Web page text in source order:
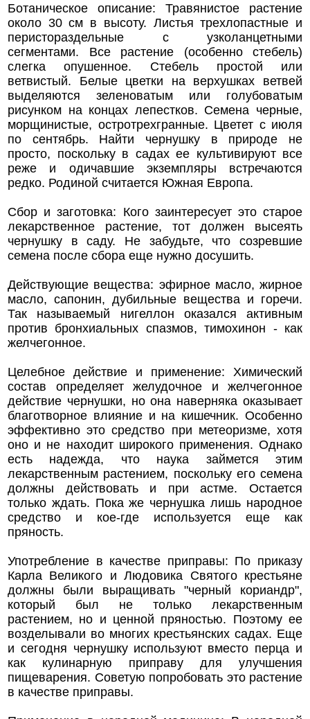
Ботаническое описание: Травянистое растение
около 30 см в высоту. Листья трехлопастные и
перистораздельные с узколанцетными
сегментами. Все растение (особенно стебель)
слегка опушенное. Стебель простой или
ветвистый. Белые цветки на верхушках ветвей
выделяются зеленоватым или голубоватым
рисунком на концах лепестков. Семена черные,
морщинистые, остротрехгранные. Цветет с июля
по сентябрь. Найти чернушку в природе не
просто, поскольку в садах ее культивируют все
реже и одичавшие экземпляры встречаются
редко. Родиной считается Южная Европа.
Сбор и заготовка: Кого заинтересует это старое
лекарственное растение, тот должен высеять
чернушку в саду. Не забудьте, что созревшие
семена после сбора еще нужно досушить.
Действующие вещества: эфирное масло, жирное
масло, сапонин, дубильные вещества и горечи.
Так называемый нигеллон оказался активным
против бронхиальных спазмов, тимохинон - как
желчегонное.
Целебное действие и применение: Химический
состав определяет желудочное и желчегонное
действие чернушки, но она наверняка оказывает
благотворное влияние и на кишечник. Особенно
эффективно это средство при метеоризме, хотя
оно и не находит широкого применения. Однако
есть надежда, что наука займется этим
лекарственным растением, поскольку его семена
должны действовать и при астме. Остается
только ждать. Пока же чернушка лишь народное
средство и кое-где используется еще как
пряность.
Употребление в качестве приправы: По приказу
Карла Великого и Людовика Святого крестьяне
должны были выращивать "черный кориандр",
который был не только лекарственным
растением, но и ценной пряностью. Поэтому ее
возделывали во многих крестьянских садах. Еще
и сегодня чернушку используют вместо перца и
как кулинарную приправу для улучшения
пищеварения. Советую попробовать это растение
в качестве приправы.